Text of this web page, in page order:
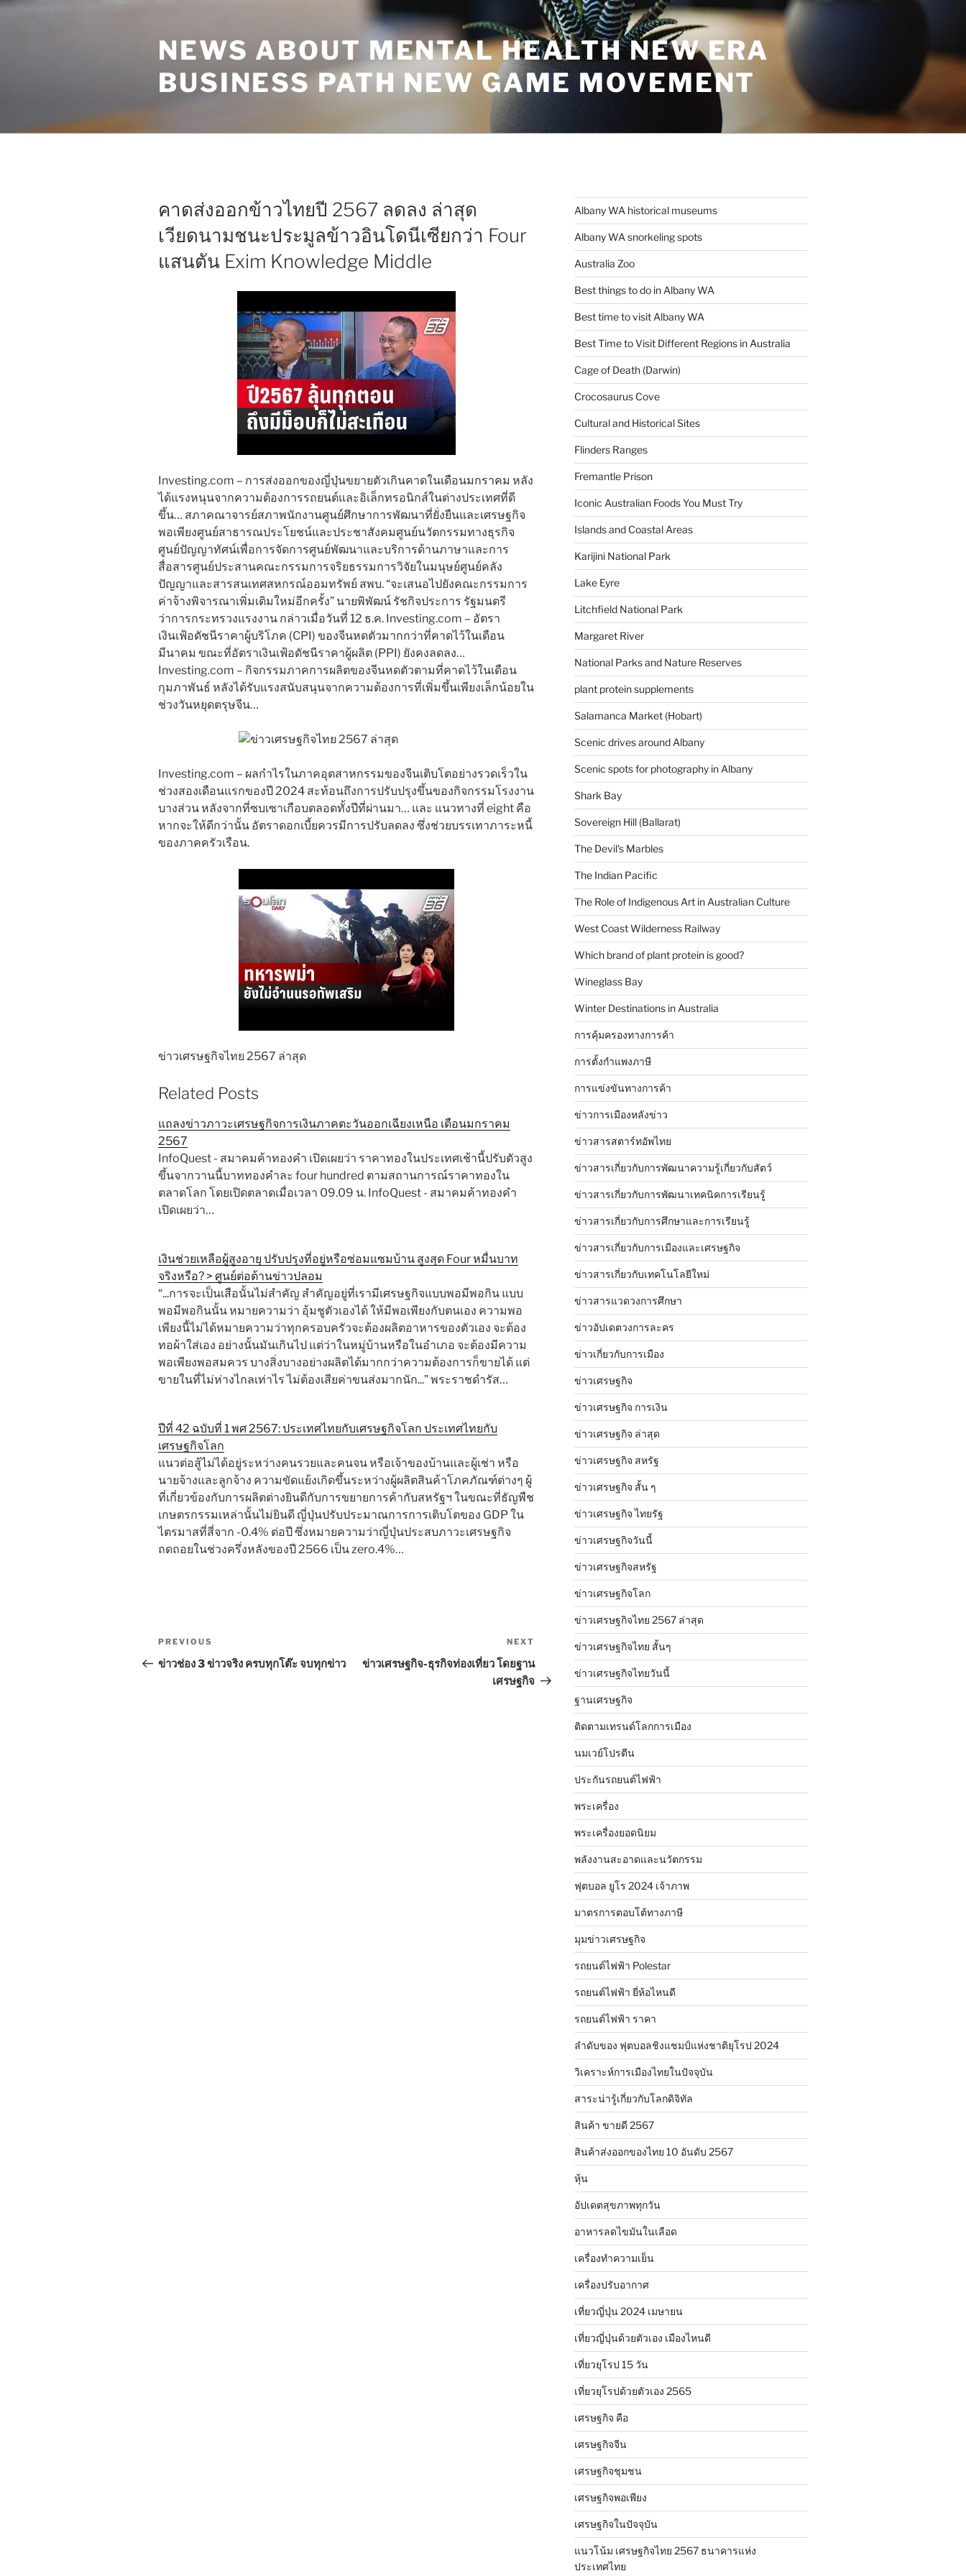
Skip
NEWS ABOUT MENTAL HEALTH NEW ERA
BUSINESS PATH NEW GAME MOVEMENT
คาดส่งออกข้าวไทยปี 2567 ลดลง ล่าสุด
เวียดนามชนะประมูลข้าวอินโดนีเซียกว่า Four
แสนตัน Exim Knowledge Middle
Investing.com – การส่งออกของญี่ปุ่นขยายตัวเกินคาดในเดือนมกราคม หลัง
ได้แรงหนุนจากความต้องการรถยนต์และอิเล็กทรอนิกส์ในต่างประเทศที่ดี
ขึ้น… สภาคณาจารย์สภาพนักงานศูนย์ศึกษาการพัฒนาที่ยั่งยืนและเศรษฐกิจ
พอเพียงศูนย์สาธารณประโยชน์และประชาสังคมศูนย์นวัตกรรมทางธุรกิจ
ศูนย์ปัญญาทัศน์เพื่อการจัดการศูนย์พัฒนาและบริการด้านภาษาและการ
สื่อสารศูนย์ประสานคณะกรรมการจริยธรรมการวิจัยในมนุษย์ศูนย์คลัง
ปัญญาและสารสนเทศสหกรณ์ออมทรัพย์ สพบ. “จะเสนอไปยังคณะกรรมการ
ค่าจ้างพิจารณาเพิ่มเติมใหม่อีกครั้ง” นายพิพัฒน์ รัชกิจประการ รัฐมนตรี
ว่าการกระทรวงแรงงาน กล่าวเมื่อวันที่ 12 ธ.ค. Investing.com – อัตรา
เงินเฟ้อดัชนีราคาผู้บริโภค (CPI) ของจีนหดตัวมากกว่าที่คาดไว้ในเดือน
มีนาคม ขณะที่อัตราเงินเฟ้อดัชนีราคาผู้ผลิต (PPI) ยังคงลดลง…
Investing.com – กิจกรรมภาคการผลิตของจีนหดตัวตามที่คาดไว้ในเดือน
กุมภาพันธ์ หลังได้รับแรงสนับสนุนจากความต้องการที่เพิ่มขึ้นเพียงเล็กน้อยใน
ช่วงวันหยุดตรุษจีน…
Investing.com – ผลกำไรในภาคอุตสาหกรรมของจีนเติบโตอย่างรวดเร็วใน
ช่วงสองเดือนแรกของปี 2024 สะท้อนถึงการปรับปรุงขึ้นของกิจกรรมโรงงาน
บางส่วน หลังจากที่ซบเซาเกือบตลอดทั้งปีที่ผ่านมา… และ แนวทางที่ eight คือ
หากจะให้ดีกว่านั้น อัตราดอกเบี้ยควรมีการปรับลดลง ซึ่งช่วยบรรเทาภาระหนี้
ของภาคครัวเรือน.
ข่าวเศรษฐกิจไทย 2567 ล่าสุด
Related Posts
แถลงข่าวภาวะเศรษฐกิจการเงินภาคตะวันออกเฉียงเหนือ เดือนมกราคม
2567
InfoQuest - สมาคมค้าทองคำ เปิดเผยว่า ราคาทองในประเทศเช้านี้ปรับตัวสูง
ขึ้นจากวานนี้บาททองคำละ four hundred ตามสถานการณ์ราคาทองใน
ตลาดโลก โดยเปิดตลาดเมื่อเวลา 09.09 น. InfoQuest - สมาคมค้าทองคำ
เปิดเผยว่า…
เงินช่วยเหลือผู้สูงอายุ ปรับปรุงที่อยู่หรือซ่อมแซมบ้าน สูงสุด Four หมื่นบาท
จริงหรือ? > ศูนย์ต่อต้านข่าวปลอม
“...การจะเป็นเสือนั้นไม่สำคัญ สำคัญอยู่ที่เรามีเศรษฐกิจแบบพอมีพอกิน แบบ
พอมีพอกินนั้น หมายความว่า อุ้มชูตัวเองได้ ให้มีพอเพียงกับตนเอง ความพอ
เพียงนี้ไม่ได้หมายความว่าทุกครอบครัวจะต้องผลิตอาหารของตัวเอง จะต้อง
ทอผ้าใส่เอง อย่างนั้นมันเกินไป แต่ว่าในหมู่บ้านหรือในอำเภอ จะต้องมีความ
พอเพียงพอสมควร บางสิ่งบางอย่างผลิตได้มากกว่าความต้องการก็ขายได้ แต่
ขายในที่ไม่ห่างไกลเท่าไร ไม่ต้องเสียค่าขนส่งมากนัก...” พระราชดำรัส…
ปีที่ 42 ฉบับที่ 1 พศ 2567: ประเทศไทยกับเศรษฐกิจโลก ประเทศไทยกับ
เศรษฐกิจโลก
แนวต่อสู้ไม่ได้อยู่ระหว่างคนรวยและคนจน หรือเจ้าของบ้านและผู้เช่า หรือ
นายจ้างและลูกจ้าง ความขัดแย้งเกิดขึ้นระหว่างผู้ผลิตสินค้าโภคภัณฑ์ต่างๆ ผู้
ที่เกี่ยวข้องกับการผลิตต่างยินดีกับการขยายการค้ากับสหรัฐฯ ในขณะที่ธัญพืช
เกษตรกรรมเหล่านั้นไม่ยินดี ญี่ปุ่นปรับประมาณการการเติบโตของ GDP ใน
ไตรมาสที่สี่จาก -0.4% ต่อปี ซึ่งหมายความว่าญี่ปุ่นประสบภาวะเศรษฐกิจ
ถดถอยในช่วงครึ่งหลังของปี 2566 เป็น zero.4%…
Post
navigation
Previous
Post
PREVIOUS
ข่าวช่อง 3 ข่าวจริง ครบทุกโต๊ะ จบทุกข่าว
Post
NEXT
ข่าวเศรษฐกิจ-ธุรกิจท่องเที่ยว โดยฐาน
เศรษฐกิจ
Albany WA historical museums
Albany WA snorkeling spots
Australia Zoo
Best things to do in Albany WA
Best time to visit Albany WA
Best Time to Visit Different Regions in Australia
Cage of Death (Darwin)
Crocosaurus Cove
Cultural and Historical Sites
Flinders Ranges
Fremantle Prison
Iconic Australian Foods You Must Try
Islands and Coastal Areas
Karijini National Park
Lake Eyre
Litchfield National Park
Margaret River
National Parks and Nature Reserves
plant protein supplements
Salamanca Market (Hobart)
Scenic drives around Albany
Scenic spots for photography in Albany
Shark Bay
Sovereign Hill (Ballarat)
The Devil's Marbles
The Indian Pacific
The Role of Indigenous Art in Australian Culture
West Coast Wilderness Railway
Which brand of plant protein is good?
Wineglass Bay
Winter Destinations in Australia
การคุ้มครองทางการค้า
การตั้งกำแพงภาษี
การแข่งขันทางการค้า
ข่าวการเมืองหลังข่าว
ข่าวสารสตาร์ทอัพไทย
ข่าวสารเกี่ยวกับการพัฒนาความรู้เกี่ยวกับสัตว์
ข่าวสารเกี่ยวกับการพัฒนาเทคนิคการเรียนรู้
ข่าวสารเกี่ยวกับการศึกษาและการเรียนรู้
ข่าวสารเกี่ยวกับการเมืองและเศรษฐกิจ
ข่าวสารเกี่ยวกับเทคโนโลยีใหม่
ข่าวสารแวดวงการศึกษา
ข่าวอัปเดตวงการละคร
ข่าวเกี่ยวกับการเมือง
ข่าวเศรษฐกิจ
ข่าวเศรษฐกิจ การเงิน
ข่าวเศรษฐกิจ ล่าสุด
ข่าวเศรษฐกิจ สหรัฐ
ข่าวเศรษฐกิจ สั้น ๆ
ข่าวเศรษฐกิจ ไทยรัฐ
ข่าวเศรษฐกิจวันนี้
ข่าวเศรษฐกิจสหรัฐ
ข่าวเศรษฐกิจโลก
ข่าวเศรษฐกิจไทย 2567 ล่าสุด
ข่าวเศรษฐกิจไทย สั้นๆ
ข่าวเศรษฐกิจไทยวันนี้
ฐานเศรษฐกิจ
ติดตามเทรนด์โลกการเมือง
นมเวย์โปรตีน
ประกันรถยนต์ไฟฟ้า
พระเครื่อง
พระเครื่องยอดนิยม
พลังงานสะอาดและนวัตกรรม
ฟุตบอล ยูโร 2024 เจ้าภาพ
มาตรการตอบโต้ทางภาษี
มุมข่าวเศรษฐกิจ
รถยนต์ไฟฟ้า Polestar
รถยนต์ไฟฟ้า ยี่ห้อไหนดี
รถยนต์ไฟฟ้า ราคา
ลำดับของ ฟุตบอลชิงแชมป์แห่งชาติยุโรป 2024
วิเคราะห์การเมืองไทยในปัจจุบัน
สาระน่ารู้เกี่ยวกับโลกดิจิทัล
สินค้า ขายดี 2567
สินค้าส่งออกของไทย 10 อันดับ 2567
หุ้น
อัปเดตสุขภาพทุกวัน
อาหารลดไขมันในเลือด
เครื่องทำความเย็น
เครื่องปรับอากาศ
เที่ยวญี่ปุ่น 2024 เมษายน
เที่ยวญี่ปุ่นด้วยตัวเอง เมืองไหนดี
เที่ยวยุโรป 15 วัน
เที่ยวยุโรปด้วยตัวเอง 2565
เศรษฐกิจ คือ
เศรษฐกิจจีน
เศรษฐกิจชุมชน
เศรษฐกิจพอเพียง
เศรษฐกิจในปัจจุบัน
แนวโน้ม เศรษฐกิจไทย 2567 ธนาคารแห่ง
ประเทศไทย